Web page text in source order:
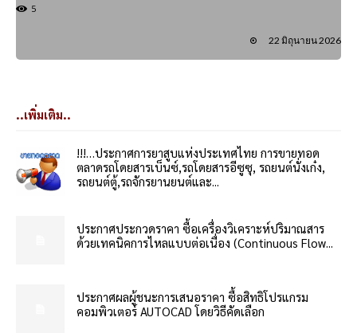
5
22 มิถุนายน 2026
..เพิ่มเติม..
!!!…ประกาศการยาสูบแห่งประเทศไทย การขายทอด
ตลาดรถโดยสารเบ็นซ์,รถโดยสารอีซูซุ, รถยนต์นั่งเก๋ง,
รถยนต์ตู้,รถจักรยานยนต์และ...
ประกาศประกวดราคา ซื้อเครื่องวิเคราะห์ปริมาณสาร
ด้วยเทคนิคการไหลแบบต่อเนื่อง (Continuous Flow...
ประกาศผลผู้ชนะการเสนอราคา ซื้อสิทธิโปรแกรม
คอมพิวเตอร์ AUTOCAD โดยวิธีคัดเลือก